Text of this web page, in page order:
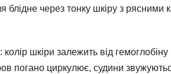
через тонку шкіру з рясними
шкіри залежить від гемоглобіну
погано циркулює, судини